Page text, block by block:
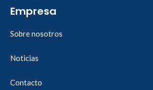
Empresa
Sobre nosotros
Noticias
Contacto